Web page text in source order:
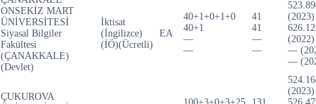
ONSEKİZ MART
ÜNİVERSİTESİ
Siyasal Bilgiler
Fakültesi
(ÇANAKKALE)
(Devlet)
İktisat
(İngilizce)
(İÖ)(Ücretli)
EA
40+1+0+1+0
40+1
—
—
41
41
—
—
(2023)
(2022)
—
—
ÇUKUROVA
(2023)